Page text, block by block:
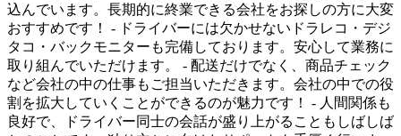
込んでいます。長期的に終業できる会社をお探しの方に大変
おすすめです！ - ドライバーには欠かせないドラレコ・デジ
タコ・バックモニターも完備しております。安心して業務に
取り組んでいただけます。 - 配送だけでなく、商品チェック
など会社の中の仕事もご担当いただきます。会社の中での役
割を拡大していくことができるのが魅力です！ - 人間関係も
良好で、ドライバー同士の会話が盛り上がることもしばしば